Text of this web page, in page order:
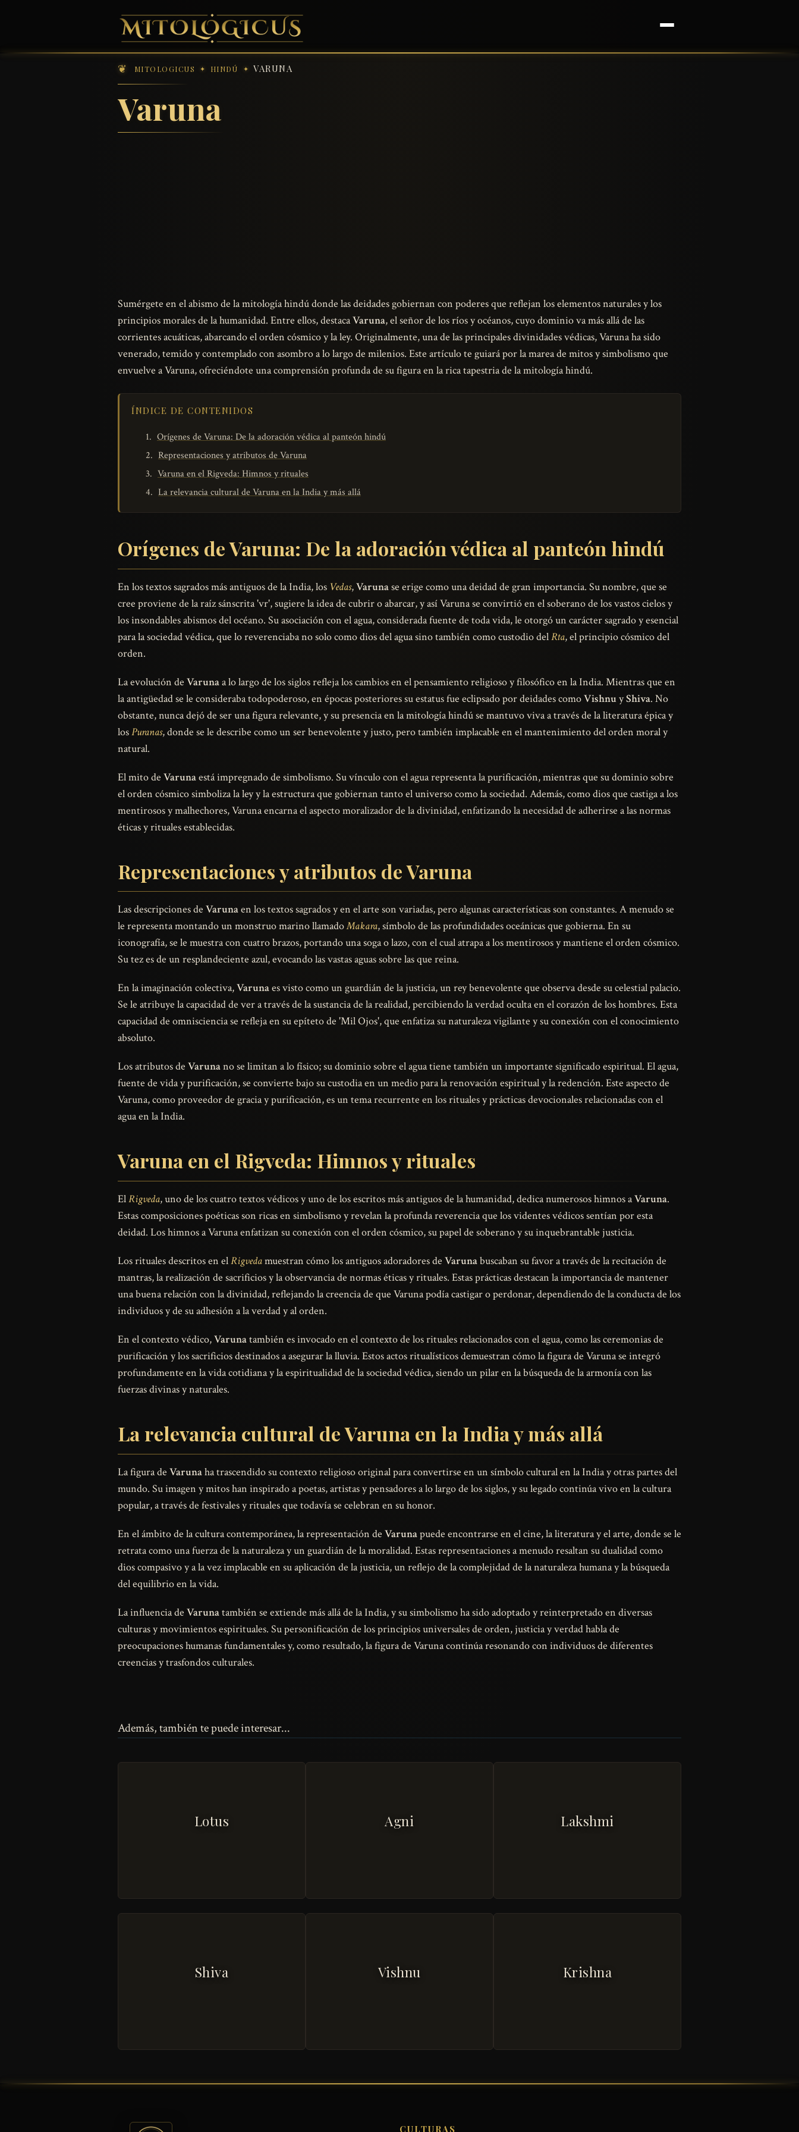
MITOLOGICUS HINDÚ VARUNA
Varuna
Sumérgete en el abismo de la mitología hindú donde las deidades gobiernan con poderes que reflejan los elementos naturales y los
principios morales de la humanidad. Entre ellos, destacaVaruna, el señor de los ríos y océanos, cuyo dominio va más allá de las
corrientes acuáticas, abarcando el orden cósmico y la ley. Originalmente, una de las principales divinidades védicas, Varuna ha sido
venerado, temido y contemplado con asombro a lo largo de milenios. Este artículo te guiará por la marea de mitos y simbolismo que
envuelve a Varuna, ofreciéndote una comprensión profunda de su figura en la rica tapestria de la mitología hindú.
ÍNDICE DE CONTENIDOS
Orígenes de Varuna: De la adoración védica al panteón hindú
Representaciones y atributos de Varuna
Varuna en el Rigveda: Himnos y rituales
La relevancia cultural de Varuna en la India y más allá
Orígenes de Varuna: De la adoración védica al panteón hindú
En los textos sagrados más antiguos de la India, los Vedas,Varunase erige como una deidad de gran importancia. Su nombre, que se
cree proviene de la raíz sánscrita 'vr', sugiere la idea de cubrir o abarcar, y así Varuna se convirtió en el soberano de los vastos cielos y
los insondables abismos del océano. Su asociación con el agua, considerada fuente de toda vida, le otorgó un carácter sagrado y esencial
para la sociedad védica, que lo reverenciaba no solo como dios del agua sino también como custodio delRta, el principio cósmico del
orden.
La evolución de Varunaa lo largo de los siglos refleja los cambios en el pensamiento religioso y filosófico en la India. Mientras que en
la antigüedad se le consideraba todopoderoso, en épocas posteriores su estatus fue eclipsado por deidades comoVishnuyShiva. No
obstante, nunca dejó de ser una figura relevante, y su presencia en la mitología hindú se mantuvo viva a través de la literatura épica y
losPuranas, donde se le describe como un ser benevolente y justo, pero también implacable en el mantenimiento del orden moral y
natural.
El mito de Varunaestá impregnado de simbolismo. Su vínculo con el agua representa la purificación, mientras que su dominio sobre
el orden cósmico simboliza la ley y la estructura que gobiernan tanto el universo como la sociedad. Además, como dios que castiga a los
mentirosos y malhechores, Varuna encarna el aspecto moralizador de la divinidad, enfatizando la necesidad de adherirse a las normas
éticas y rituales establecidas.
Representaciones y atributos de Varuna
Las descripciones de Varunaen los textos sagrados y en el arte son variadas, pero algunas características son constantes. A menudo se
le representa montando un monstruo marino llamadoMakara, símbolo de las profundidades oceánicas que gobierna. En su
iconografía, se le muestra con cuatro brazos, portando una soga o lazo, con el cual atrapa a los mentirosos y mantiene el orden cósmico.
Su tez es de un resplandeciente azul, evocando las vastas aguas sobre las que reina.
En la imaginación colectiva,Varunaes visto como un guardián de la justicia, un rey benevolente que observa desde su celestial palacio.
Se le atribuye la capacidad de ver a través de la sustancia de la realidad, percibiendo la verdad oculta en el corazón de los hombres. Esta
capacidad de omnisciencia se refleja en su epíteto de 'Mil Ojos', que enfatiza su naturaleza vigilante y su conexión con el conocimiento
absoluto.
Los atributos de Varunano se limitan a lo físico; su dominio sobre el agua tiene también un importante significado espiritual. El agua,
fuente de vida y purificación, se convierte bajo su custodia en un medio para la renovación espiritual y la redención. Este aspecto de
Varuna, como proveedor de gracia y purificación, es un tema recurrente en los rituales y prácticas devocionales relacionadas con el
agua en la India.
Varuna en el Rigveda: Himnos y rituales
ElRigveda, uno de los cuatro textos védicos y uno de los escritos más antiguos de la humanidad, dedica numerosos himnos aVaruna.
Estas composiciones poéticas son ricas en simbolismo y revelan la profunda reverencia que los videntes védicos sentían por esta
deidad. Los himnos a Varuna enfatizan su conexión con el orden cósmico, su papel de soberano y su inquebrantable justicia.
Los rituales descritos en elRigvedamuestran cómo los antiguos adoradores de Varunabuscaban su favor a través de la recitación de
mantras, la realización de sacrificios y la observancia de normas éticas y rituales. Estas prácticas destacan la importancia de mantener
una buena relación con la divinidad, reflejando la creencia de que Varuna podía castigar o perdonar, dependiendo de la conducta de los
individuos y de su adhesión a la verdad y al orden.
En el contexto védico,Varunatambién es invocado en el contexto de los rituales relacionados con el agua, como las ceremonias de
purificación y los sacrificios destinados a asegurar la lluvia. Estos actos ritualísticos demuestran cómo la figura de Varuna se integró
profundamente en la vida cotidiana y la espiritualidad de la sociedad védica, siendo un pilar en la búsqueda de la armonía con las
fuerzas divinas y naturales.
La relevancia cultural de Varuna en la India y más allá
La figura de Varunaha trascendido su contexto religioso original para convertirse en un símbolo cultural en la India y otras partes del
mundo. Su imagen y mitos han inspirado a poetas, artistas y pensadores a lo largo de los siglos, y su legado continúa vivo en la cultura
popular, a través de festivales y rituales que todavía se celebran en su honor.
En el ámbito de la cultura contemporánea, la representación de Varunapuede encontrarse en el cine, la literatura y el arte, donde se le
retrata como una fuerza de la naturaleza y un guardián de la moralidad. Estas representaciones a menudo resaltan su dualidad como
dios compasivo y a la vez implacable en su aplicación de la justicia, un reflejo de la complejidad de la naturaleza humana y la búsqueda
del equilibrio en la vida.
La influencia de Varunatambién se extiende más allá de la India, y su simbolismo ha sido adoptado y reinterpretado en diversas
culturas y movimientos espirituales. Su personificación de los principios universales de orden, justicia y verdad habla de
preocupaciones humanas fundamentales y, como resultado, la figura de Varuna continúa resonando con individuos de diferentes
creencias y trasfondos culturales.
Además, también te puede interesar...
Lotus Agni Lakshmi
Shiva Vishnu Krishna
CULTURAS